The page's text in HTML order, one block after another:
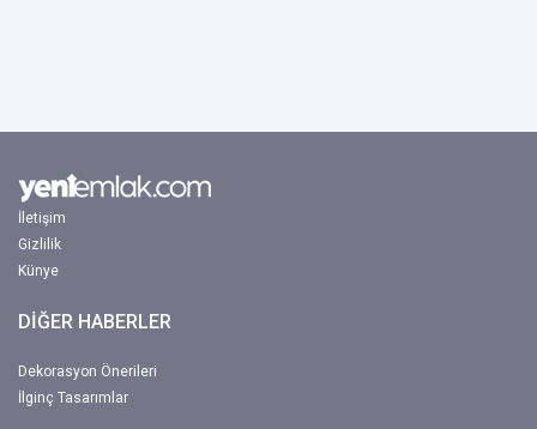
İletişim
Gizlilik
Künye
DİĞER HABERLER
Dekorasyon Önerileri
İlginç Tasarımlar